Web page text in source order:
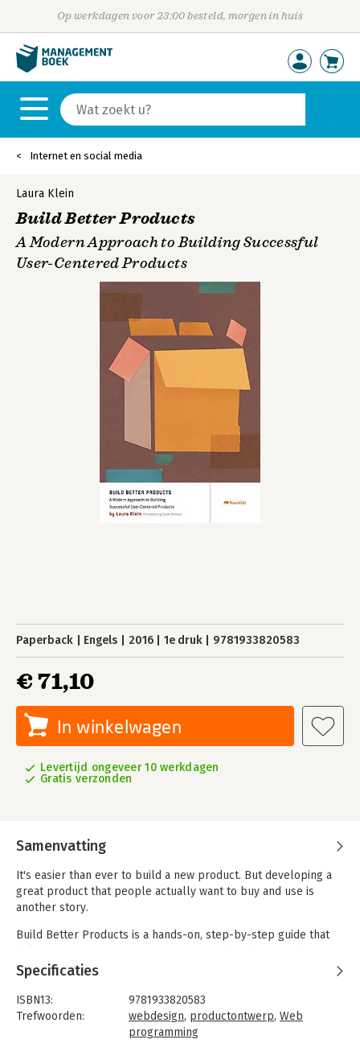
Op werkdagen voor 23:00 besteld, morgen in huis
Internet en social media
Laura Klein
Build Better Products
A Modern Approach to Building Successful
User-Centered Products
Paperback Engels 2016 1e druk 9781933820583
€ 71,10
In winkelwagen
Levertijd ongeveer 10 werkdagen
Gratis verzonden
Samenvatting
It's easier than ever to build a new product. But developing a
great product that people actually want to buy and use is
another story.
Build Better Products is a hands-on, step-by-step guide that
analytics into their development process. You'll learn to
develop products and features that improve your business's
bottom line while dramatically improving customer experience.
Specificaties
ISBN13:
9781933820583
Trefwoorden:
webdesign, productontwerp, Web
programming